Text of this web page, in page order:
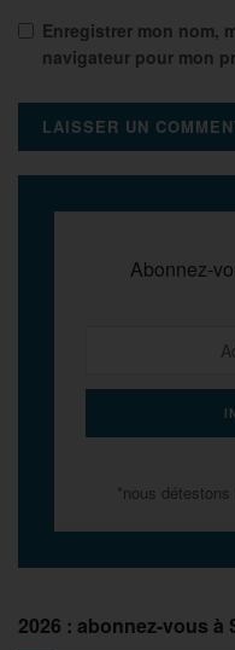
Enregistrer mon nom,
navigateur pour mon
Abonnez-
*nous
2026 : abonnez-vous à